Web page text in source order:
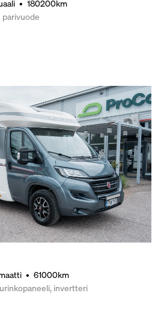
• 180200km
• 61000km
invertteri